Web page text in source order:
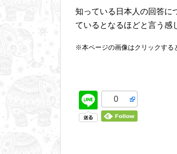
知っている日本人の回答に
ているとなるほどと言う感
※本ページの画像はクリックする
0